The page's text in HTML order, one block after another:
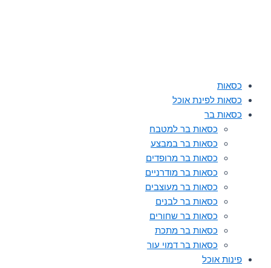
כסאות
כסאות לפינת אוכל
כסאות בר
כסאות בר למטבח
כסאות בר במבצע
כסאות בר מרופדים
כסאות בר מודרניים
כסאות בר מעוצבים
כסאות בר לבנים
כסאות בר שחורים
כסאות בר מתכת
כסאות בר דמוי עור
פינות אוכל